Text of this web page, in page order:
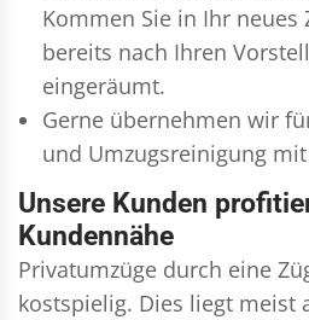
Kommen Sie in Ihr neues
bereits nach Ihren
eingeräumt.
Gerne übernehmen wir
und Umzugsreinigung
Unsere Kunden
Kundennähe
Privatumzüge durch eine
kostspielig. Dies liegt meist